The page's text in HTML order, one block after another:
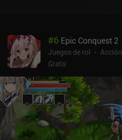
#6 Epic Conquest 2
Juegos de rol
Acción
Gratis